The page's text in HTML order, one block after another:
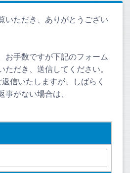
いただき、ありがとうござい
お手数ですが下記のフォーム
ただき、送信してください。
信いたしますが、しばらく
がない場合は、